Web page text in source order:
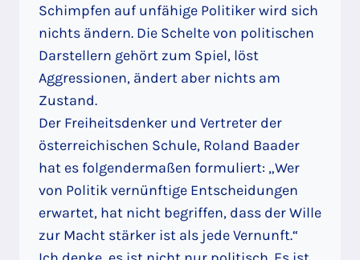
Schimpfen auf unfähige Politiker wird sich
nichts ändern. Die Schelte von politischen
Darstellern gehört zum Spiel, löst
Aggressionen, ändert aber nichts am
Zustand.
Der Freiheitsdenker und Vertreter der
österreichischen Schule, Roland Baader
hat es folgendermaßen formuliert: „Wer
von Politik vernünftige Entscheidungen
erwartet, hat nicht begriffen, dass der Wille
zur Macht stärker ist als jede Vernunft.“